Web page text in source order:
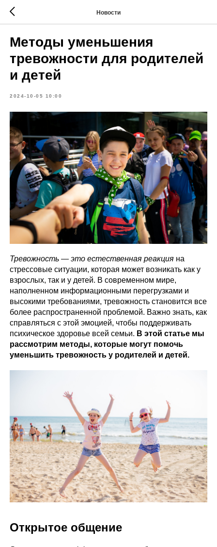
Новости
Методы уменьшения
тревожности для родителей
и детей
2024-10-05 10:00
Тревожность — это естественная реакция на
стрессовые ситуации, которая может возникать как у
взрослых, так и у детей. В современном мире,
наполненном информационными перегрузками и
высокими требованиями, тревожность становится все
более распространенной проблемой. Важно знать, как
справляться с этой эмоцией, чтобы поддерживать
психическое здоровье всей семьи. В этой статье мы
рассмотрим методы, которые могут помочь
уменьшить тревожность у родителей и детей.
Открытое общение